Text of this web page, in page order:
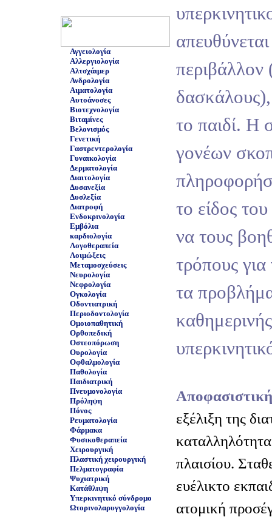
Αγγειολογία
Αλλεργιολογία
Αλτσχάιμερ
Ανδρολογία
Αιματολογία
Αυτοάνοσες
Βιοτεχνολογία
Βιταμίνες
Βελονισμός
Γενετική
Γαστρεντερολογία
Γυναικολογία
Δερματολογία
Διαιτολογία
Δυσανεξία
Δυσλεξία
Διατροφή
Ενδοκρινολογία
Εμβόλια
καρδιολογία
Λογοθεραπεία
Λοιμώξεις
Μεταμοσχεύσεις
Νευρολογία
Νεφρολογία
Ογκολογία
Οδοντιατρική
Περιοδοντολογία
Ομοιοπαθητική
Ορθοπεδική
Οστεοπόρωση
Ουρολογία
Οφθαλμολογία
Παθολογία
Παιδιατρική
Πνευμονολογία
Πρόληψη
Πόνος
Ρευματολογία
Φάρμακα
Φυσικοθεραπεία
Χειρουργική
Πλαστική χειρουργική
Πελματογραφία
Ψυχιατρική
Κατάθλιψη
Υπερκινητικό σύνδρομο
Ωτορινολαρυγγολογία
περιβάλλον
το παιδί. Η
γονέων
το είδος
να τους
τρόπους
τα
εξέλιξη της
πλαισίου.
ευέλικτο
ατομική